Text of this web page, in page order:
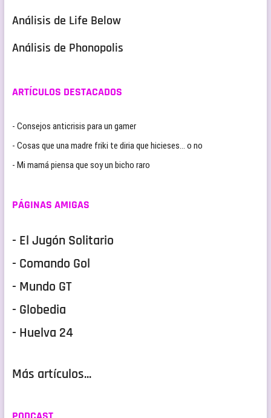
Análisis de Life Below
Análisis de Phonopolis
ARTÍCULOS DESTACADOS
- Consejos anticrisis para un gamer
- Cosas que una madre friki te diria que hicieses… o no
- Mi mamá piensa que soy un bicho raro
PÁGINAS AMIGAS
- El Jugón Solitario
- Comando Gol
- Mundo GT
- Globedia
- Huelva 24
Más artículos...